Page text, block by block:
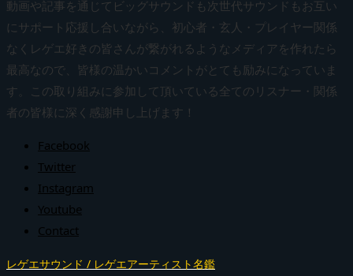
動画や記事を通じてビッグサウンドも次世代サウンドもお互い
にサポート応援し合いながら、初心者・玄人・プレイヤー関係
なくレゲエ好きの皆さんが繋がれるようなメディアを作れたら
最高なので、皆様の温かいコメントがとても励みになっていま
す。この取り組みに参加して頂いている全てのリスナー・関係
者の皆様に深く感謝申し上げます！
Facebook
Twitter
Instagram
Youtube
Contact
レゲエサウンド / レゲエアーティスト名鑑